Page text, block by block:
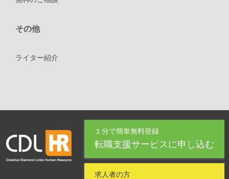
その他
ライター紹介
１分で簡単無料登録
転職支援サービスに申し込む
求人者の方